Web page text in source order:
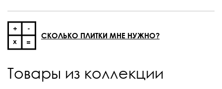
СКОЛЬКО ПЛИТКИ МНЕ НУЖНО?
Товары из коллекции